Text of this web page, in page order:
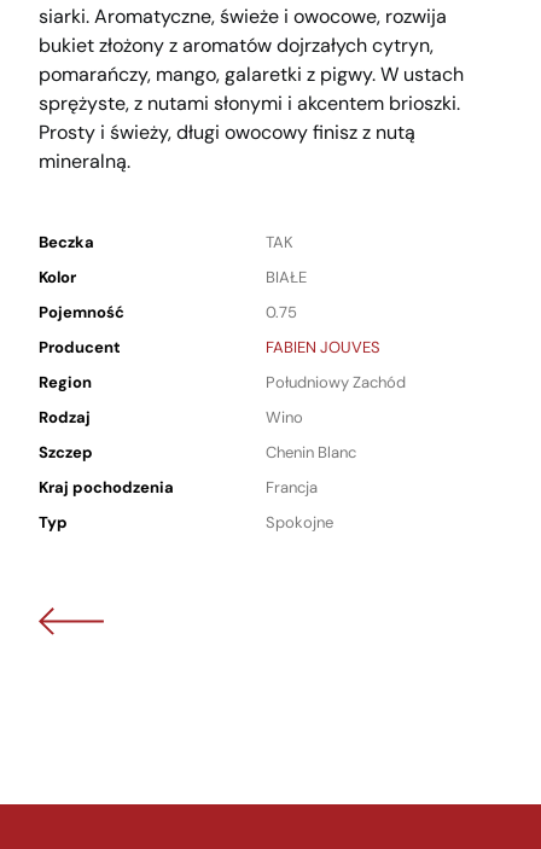
siarki. Aromatyczne, świeże i owocowe, rozwija
bukiet złożony z aromatów dojrzałych cytryn,
pomarańczy, mango, galaretki z pigwy. W ustach
sprężyste, z nutami słonymi i akcentem brioszki.
Prosty i świeży, długi owocowy finisz z nutą
mineralną.
Beczka
TAK
Kolor
BIAŁE
Pojemność
0.75
Producent
FABIEN JOUVES
Region
Południowy Zachód
Rodzaj
Wino
Szczep
Chenin Blanc
Kraj pochodzenia
Francja
Typ
Spokojne